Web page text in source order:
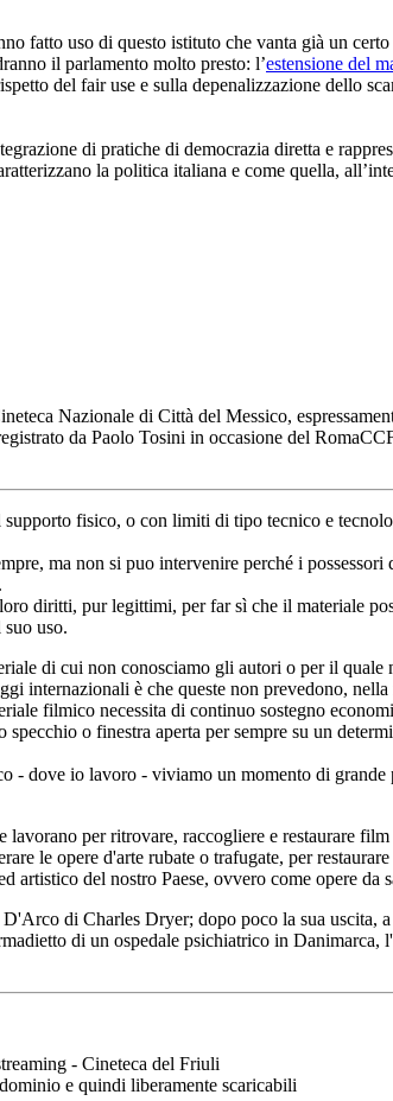
fatto uso di questo istituto che vanta già un
il parlamento molto presto: l’estensione del
del fair use e sulla depenalizzazione dello
di pratiche di democrazia diretta e
la politica italiana e come quella,
Nazionale di Città del Messico,
da Paolo Tosini in occasione del
fisico, o con limiti di tipo tecnico e
ma non si puo intervenire perché i
diritti, pur legittimi, per far sì che il materiale
uso.
di cui non conosciamo gli autori o per il
internazionali è che queste non prevedono,
filmico necessita di continuo sostegno
o finestra aperta per sempre su un
dove io lavoro - viviamo un momento di
per ritrovare, raccogliere e restaurare
le opere d'arte rubate o trafugate, per
del nostro Paese, ovvero come opere da
di Charles Dryer; dopo poco la sua uscita,
di un ospedale psichiatrico in
- Cineteca del Friuli
e quindi liberamente scaricabili